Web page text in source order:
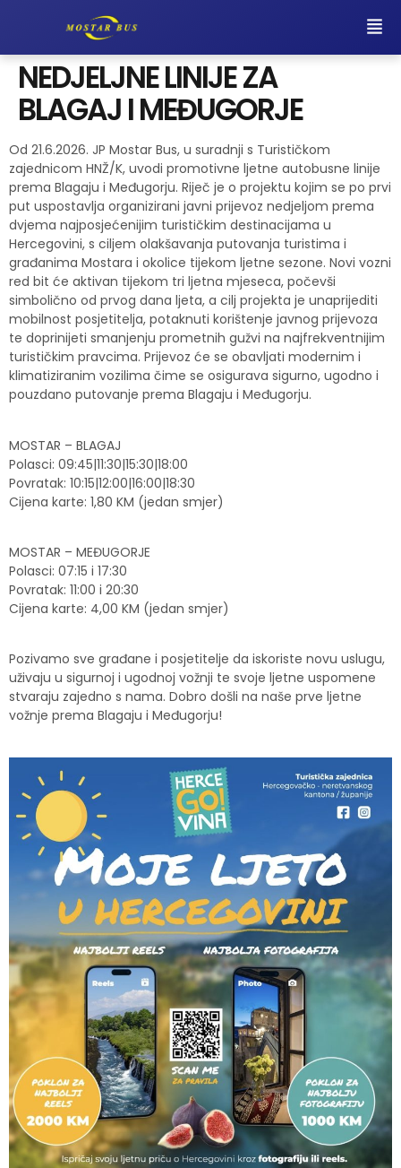
NEDJELJNE LINIJE ZA
BLAGAJ I MEĐUGORJE
Od 21.6.2026. JP Mostar Bus, u suradnji s Turističkom
zajednicom HNŽ/K, uvodi promotivne ljetne autobusne linije
prema Blagaju i Međugorju. Riječ je o projektu kojim se po prvi
put uspostavlja organizirani javni prijevoz nedjeljom prema
dvjema najposjećenijim turističkim destinacijama u
Hercegovini, s ciljem olakšavanja putovanja turistima i
građanima Mostara i okolice tijekom ljetne sezone. Novi vozni
red bit će aktivan tijekom tri ljetna mjeseca, počevši
simbolično od prvog dana ljeta, a cilj projekta je unaprijediti
mobilnost posjetitelja, potaknuti korištenje javnog prijevoza
te doprinijeti smanjenju prometnih gužvi na najfrekventnijim
turističkim pravcima. Prijevoz će se obavljati modernim i
klimatiziranim vozilima čime se osigurava sigurno, ugodno i
pouzdano putovanje prema Blagaju i Međugorju.
MOSTAR – BLAGAJ
Polasci: 09:45|11:30|15:30|18:00
Povratak: 10:15|12:00|16:00|18:30
Cijena karte: 1,80 KM (jedan smjer)
MOSTAR – MEĐUGORJE
Polasci: 07:15 i 17:30
Povratak: 11:00 i 20:30
Cijena karte: 4,00 KM (jedan smjer)
Pozivamo sve građane i posjetitelje da iskoriste novu uslugu,
uživaju u sigurnoj i ugodnoj vožnji te svoje ljetne uspomene
stvaraju zajedno s nama. Dobro došli na naše prve ljetne
vožnje prema Blagaju i Međugorju!